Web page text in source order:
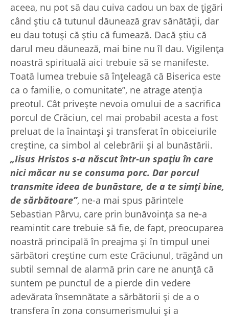
aceea, nu pot să dau cuiva cadou un bax de țigări
când știu că tutunul dăunează grav sănătății, dar
eu dau totuși că știu că fumează. Dacă știu că
darul meu dăunează, mai bine nu îl dau. Vigilența
noastră spirituală aici trebuie să se manifeste.
Toată lumea trebuie să înțeleagă că Biserica este
ca o familie, o comunitate”, ne atrage atenția
preotul. Cât privește nevoia omului de a sacrifica
porcul de Crăciun, cel mai probabil acesta a fost
preluat de la înaintași și transferat în obiceiurile
creștine, ca simbol al celebrării și al bunăstării.
„Iisus Hristos s-a născut într-un spațiu în care
nici măcar nu se consuma porc. Dar porcul
transmite ideea de bunăstare, de a te simți bine,
de sărbătoare”, ne-a mai spus părintele
Sebastian Pârvu, care prin bunăvoința sa ne-a
reamintit care trebuie să fie, de fapt, preocuparea
noastră principală în preajma și în timpul unei
sărbători creștine cum este Crăciunul, trăgând un
subtil semnal de alarmă prin care ne anunță că
suntem pe punctul de a pierde din vedere
adevărata însemnătate a sărbătorii și de a o
transfera în zona consumerismului și a